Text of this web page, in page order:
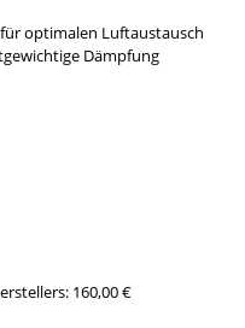
optimalen Luftaustausch
Dämpfung
: 160,00 €